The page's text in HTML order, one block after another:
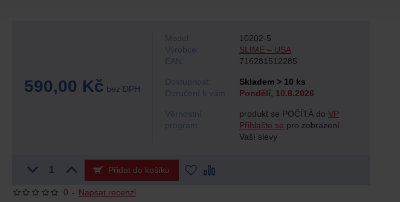
0 - Napsat recenzi
590,00 Kč bez DPH
Věrnostní
program:
produkt se POČÍTÁ do VP
Přihlašte se pro zobrazení
Vaší slevy
Dostupnost:
Skladem > 10 ks
Doručení k vám:
Pondělí, 10.8.2026
Výrobce: SLIME – USA
Model: 10202-5
EAN: 716281512285
Přidat do košíku